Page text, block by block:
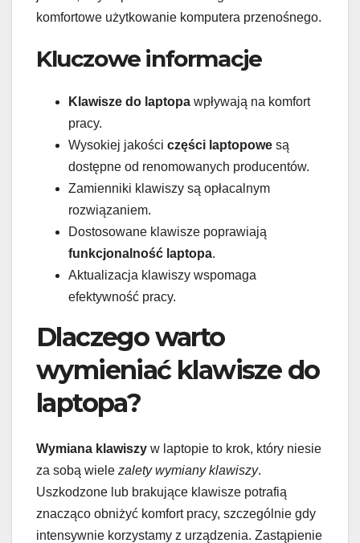
komfortowe użytkowanie komputera przenośnego.
Kluczowe informacje
Klawisze do laptopa wpływają na komfort
pracy.
Wysokiej jakości części laptopowe są
dostępne od renomowanych producentów.
Zamienniki klawiszy są opłacalnym
rozwiązaniem.
Dostosowane klawisze poprawiają
funkcjonalność laptopa.
Aktualizacja klawiszy wspomaga
efektywność pracy.
Dlaczego warto
wymieniać klawisze do
laptopa?
Wymiana klawiszy w laptopie to krok, który niesie
za sobą wiele zalety wymiany klawiszy.
Uszkodzone lub brakujące klawisze potrafią
znacząco obniżyć komfort pracy, szczególnie gdy
intensywnie korzystamy z urządzenia. Zastąpienie